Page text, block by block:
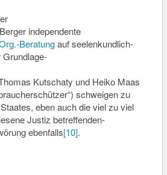
independente
Beratungauf seelenkundlich-
Kutschaty und Heiko Maas
schweigen zu
eben auch die viel zu viel
Justiz betreffenden-
ebenfalls[10].